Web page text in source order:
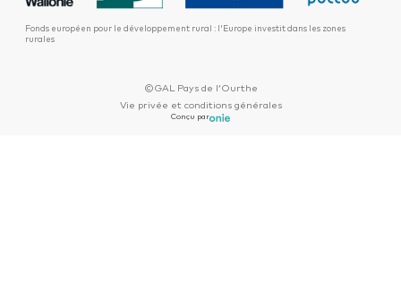
À capacité égale, on estime que les surgélateurs horizontaux
(bahuts) consomment de l’ordre de 15% de moins que les
surgélateurs verticaux (armoires).
Fonds européen pour le développement rural : l'Europe investit dans les zones
rurales
©GAL Pays de l’Ourthe
Vie privée et conditions générales
Conçu par